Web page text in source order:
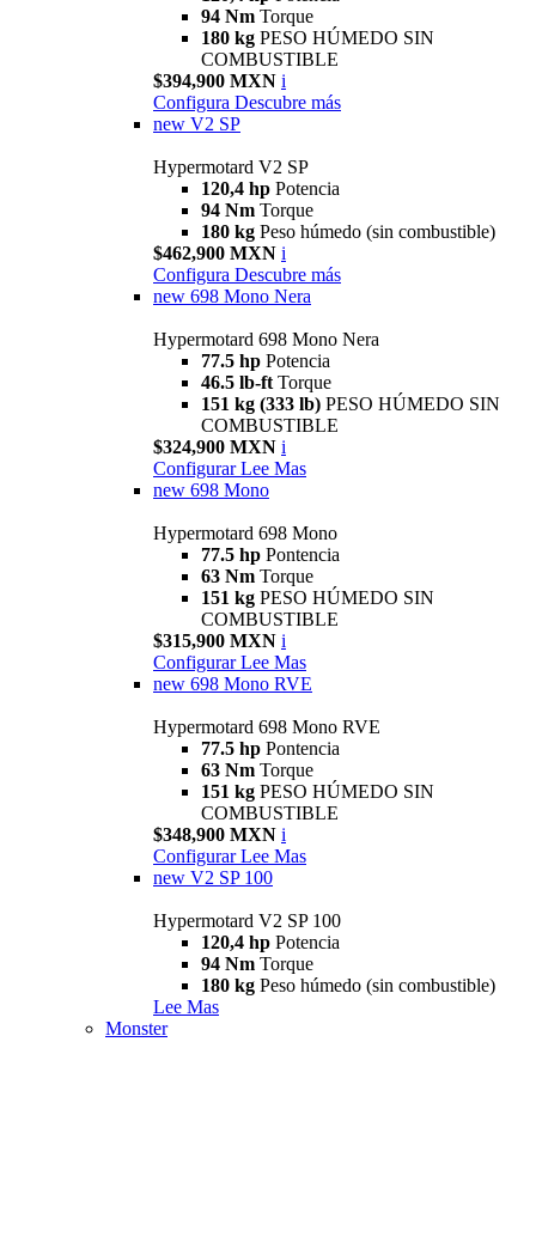
94 Nm Torque
180 kg PESO HÚMEDO SIN
COMBUSTIBLE
$394,900 MXN i
Configura Descubre más
new V2 SP
Hypermotard V2 SP
120,4 hp Potencia
94 Nm Torque
180 kg Peso húmedo (sin combustible)
$462,900 MXN i
Configura Descubre más
new 698 Mono Nera
Hypermotard 698 Mono Nera
77.5 hp Potencia
46.5 lb-ft Torque
151 kg (333 lb) PESO HÚMEDO SIN
COMBUSTIBLE
$324,900 MXN i
Configurar Lee Mas
new 698 Mono
Hypermotard 698 Mono
77.5 hp Pontencia
63 Nm Torque
151 kg PESO HÚMEDO SIN
COMBUSTIBLE
$315,900 MXN i
Configurar Lee Mas
new 698 Mono RVE
Hypermotard 698 Mono RVE
77.5 hp Pontencia
63 Nm Torque
151 kg PESO HÚMEDO SIN
COMBUSTIBLE
$348,900 MXN i
Configurar Lee Mas
new V2 SP 100
Hypermotard V2 SP 100
120,4 hp Potencia
94 Nm Torque
180 kg Peso húmedo (sin combustible)
Lee Mas
Monster